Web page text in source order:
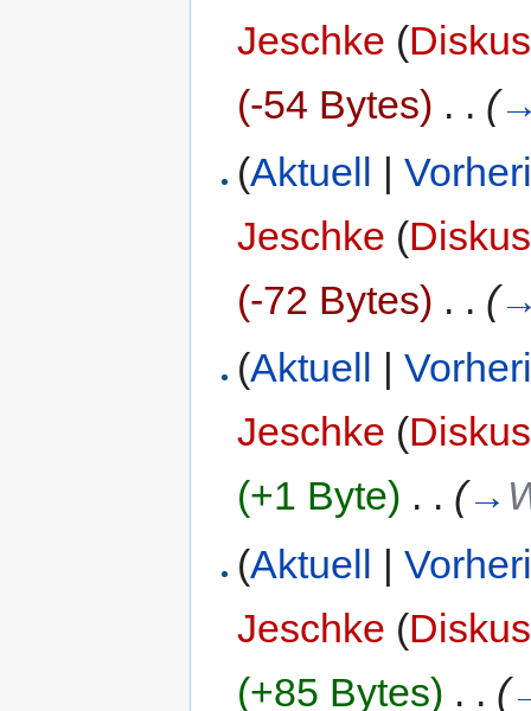
Jeschke (
(-54 Bytes) . . (
(Aktuell |
Jeschke (
(-72 Bytes) . . (
(Aktuell |
Jeschke (
(+1 Byte) . . (→
(Aktuell |
Jeschke (
(+85 Bytes) . . (